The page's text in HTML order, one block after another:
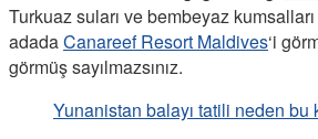
Turkuaz suları ve bembeyaz
adadaCanareef Resort Maldives‘i
görmüş sayılmazsınız.
Yunanistan balayı tatili neden bu